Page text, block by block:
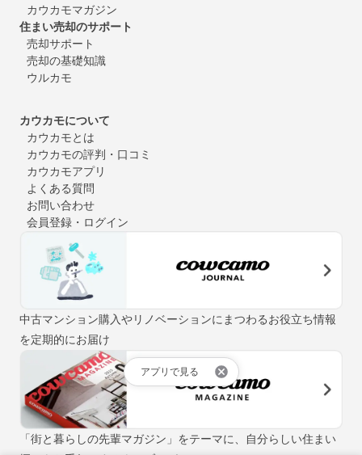
アプリで見る
カウカモマガジン
住まい売却のサポート
売却サポート
売却の基礎知識
ウルカモ
カウカモについて
カウカモとは
カウカモの評判・口コミ
カウカモアプリ
よくある質問
お問い合わせ
会員登録・ログイン
中古マンション購入やリノベーションにまつわるお役立ち情報
を定期的にお届け
「街と暮らしの先輩マガジン」をテーマに、自分らしい住まい